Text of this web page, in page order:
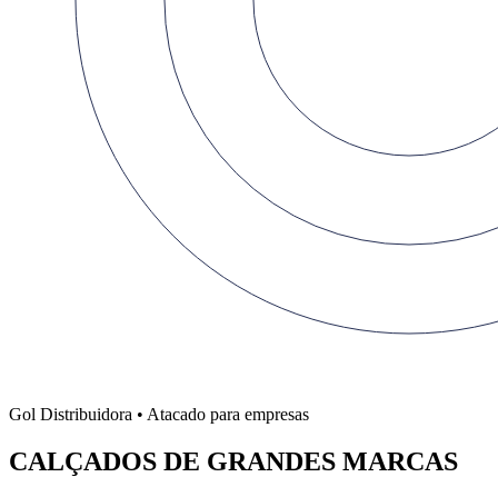
Gol Distribuidora • Atacado para empresas
CALÇADOS DE GRANDES MARCAS